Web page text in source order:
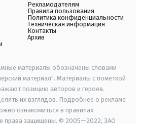
Рекламодателям
Правила пользования
Политика конфиденциальности
Техническая информация
Контакты
Архив
материалы обозначены словами
материал". Материалы с пометкой
позицию авторов и героев.
их взглядов. Подробнее о рекламе
ознакомиться в правилах
права защищены. © 2005—2022, ЗАО